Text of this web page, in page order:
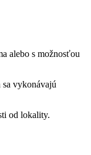
alebo s možnosťou
vykonávajú
od lokality.